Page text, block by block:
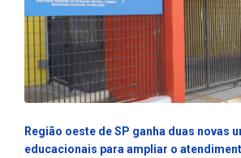
Região oeste de SP ganha duas novas
educacionais para ampliar o